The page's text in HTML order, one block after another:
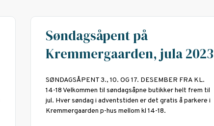
Søndagsåpent på
Kremmergaarden, jula 2023
SØNDAGSÅPENT 3., 10. OG 17. DESEMBER FRA KL.
14-18 Velkommen til søndagsåpne butikker helt frem til
jul. Hver søndag i adventstiden er det gratis å parkere i
Kremmergaarden p-hus mellom kl 14-18.